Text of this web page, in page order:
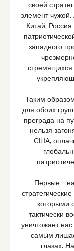
своей
элемент чужой.
Китай, Россия
западного
стремящихся
Таким
для обоих
преграда на
нельзя
США,
Первые –
которыми
тактически
уничтожает
самым
глазах.